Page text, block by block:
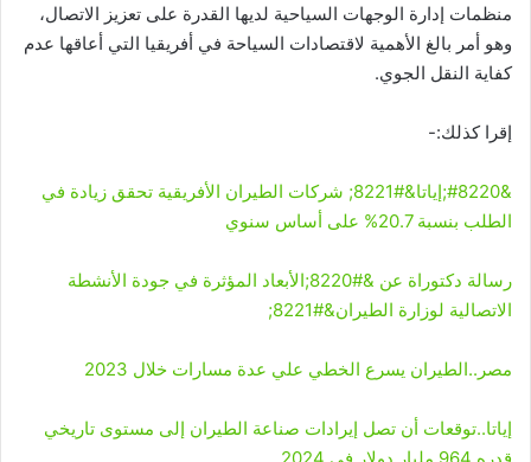
منظمات إدارة الوجهات السياحية لديها القدرة على تعزيز الاتصال،
وهو أمر بالغ الأهمية لاقتصادات السياحة في أفريقيا التي أعاقها عدم
كفاية النقل الجوي.
إقرا كذلك:-
&#8220;إياتا&#8221; شركات الطيران الأفريقية تحقق زيادة في
الطلب بنسبة 20.7% على أساس سنوي
رسالة دكتوراة عن &#8220;الأبعاد المؤثرة في جودة الأنشطة
الاتصالية لوزارة الطيران&#8221;
مصر..الطيران يسرع الخطي علي عدة مسارات خلال 2023
إياتا..توقعات أن تصل إيرادات صناعة الطيران إلى مستوى تاريخي